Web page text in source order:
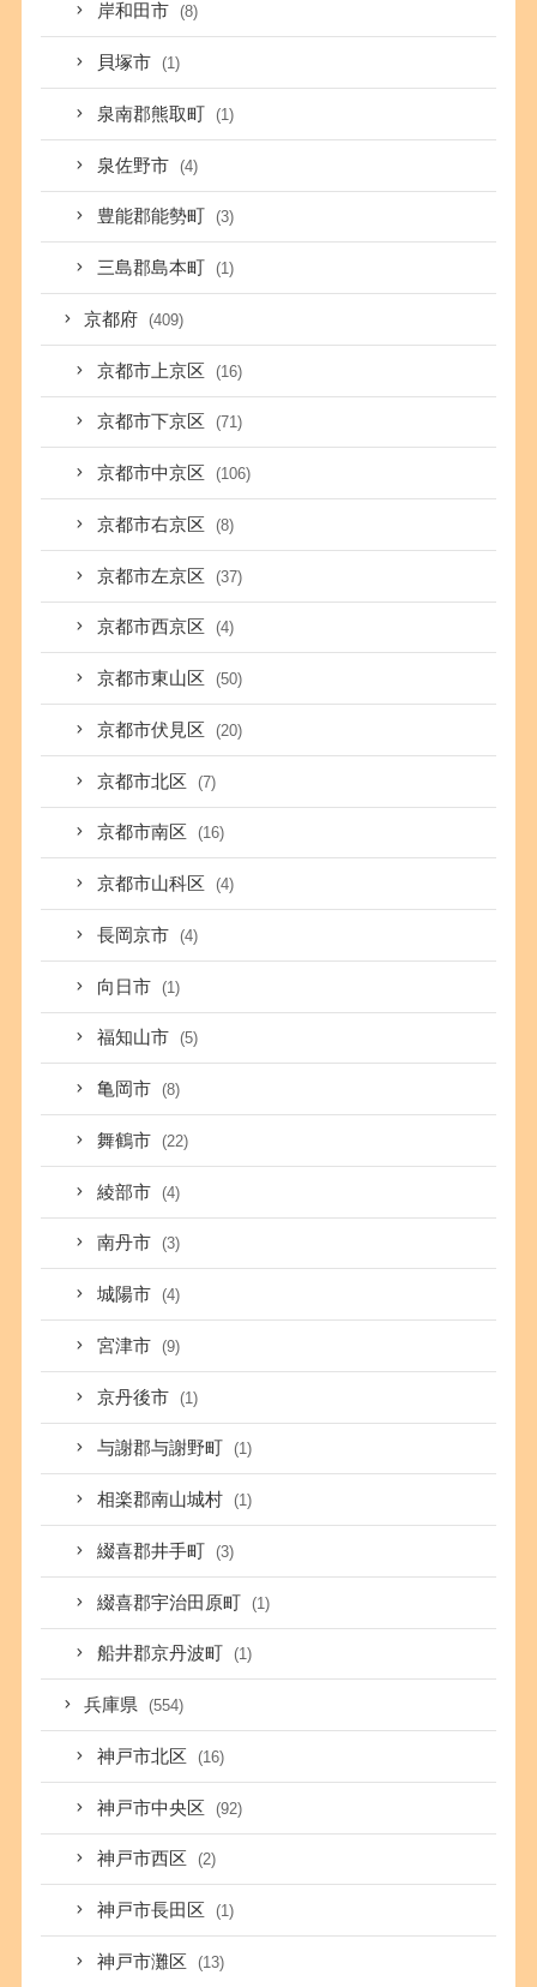
岸和田市 (8)
貝塚市 (1)
泉南郡熊取町 (1)
泉佐野市 (4)
豊能郡能勢町 (3)
三島郡島本町 (1)
京都府 (409)
京都市上京区 (16)
京都市下京区 (71)
京都市中京区 (106)
京都市右京区 (8)
京都市左京区 (37)
京都市西京区 (4)
京都市東山区 (50)
京都市伏見区 (20)
京都市北区 (7)
京都市南区 (16)
京都市山科区 (4)
長岡京市 (4)
向日市 (1)
福知山市 (5)
亀岡市 (8)
舞鶴市 (22)
綾部市 (4)
南丹市 (3)
城陽市 (4)
宮津市 (9)
京丹後市 (1)
与謝郡与謝野町 (1)
相楽郡南山城村 (1)
綴喜郡井手町 (3)
綴喜郡宇治田原町 (1)
船井郡京丹波町 (1)
兵庫県 (554)
神戸市北区 (16)
神戸市中央区 (92)
神戸市西区 (2)
神戸市長田区 (1)
神戸市灘区 (13)